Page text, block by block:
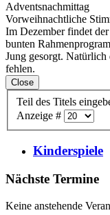
Adventsnachmittag
Vorweihnachtliche
Im Dezember findet
bunten
Jung gesorgt. Natürlich
fehlen.
Close
Teil des Titels
Anzeige #
Kinderspiele
Nächste Termine
Keine anstehende